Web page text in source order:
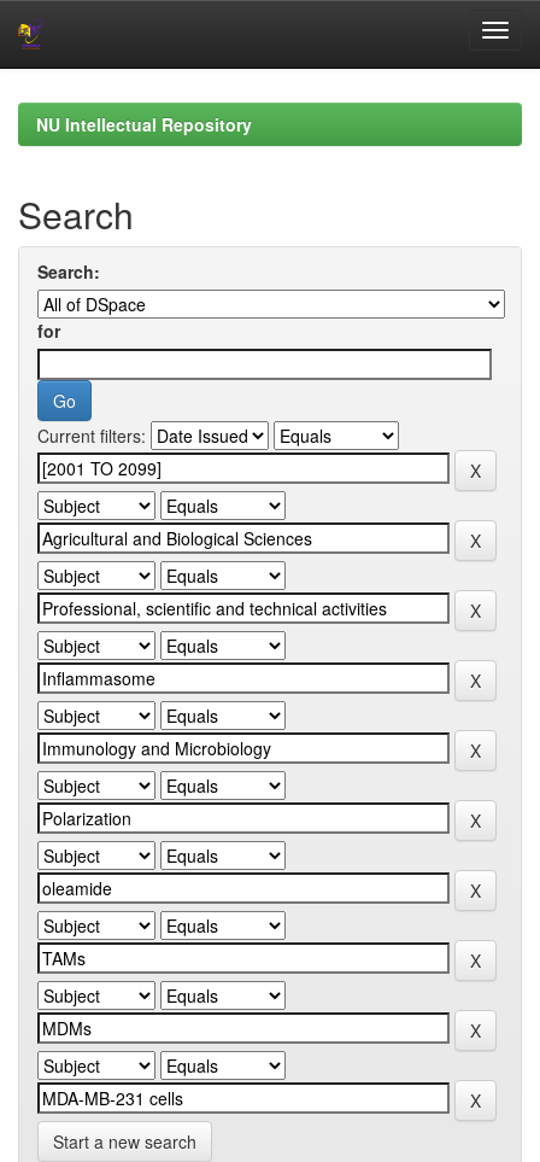
navigationNU Intellectual Repository
Search
Search:
for
Current filters:
Start a new search